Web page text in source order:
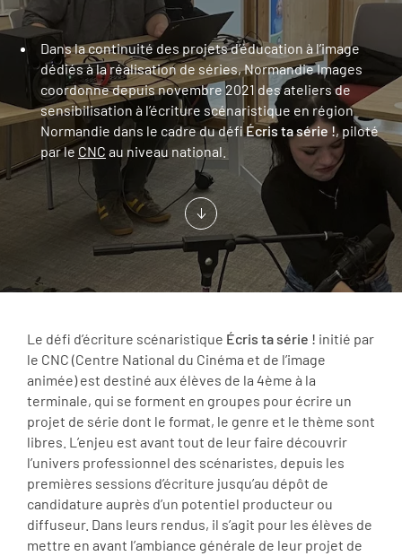
Dans la continuité des projets d’éducation à l’image
dédiés à la réalisation de séries, Normandie Images
coordonne depuis novembre 2021 des ateliers de
sensibilisation à l’écriture scénaristique en région
Normandie dans le cadre du défiÉcris ta série !, piloté
par leCNC au niveau national.
Le défi d’écriture scénaristique Écris ta série ! initié par
le CNC (Centre National du Cinéma et de l’image
animée) est destiné aux élèves de la 4ème à la
terminale, qui se forment en groupes pour écrire un
projet de série dont le format, le genre et le thème sont
libres. L’enjeu est avant tout de leur faire découvrir
l’univers professionnel des scénaristes, depuis les
premières sessions d’écriture jusqu’au dépôt de
candidature auprès d’un potentiel producteur ou
diffuseur. Dans leurs rendus, il s’agit pour les élèves de
mettre en avant l’ambiance générale de leur projet de